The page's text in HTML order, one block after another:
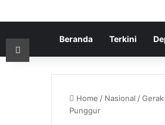
Beranda Terkini
Home / Nasional /
Punggur